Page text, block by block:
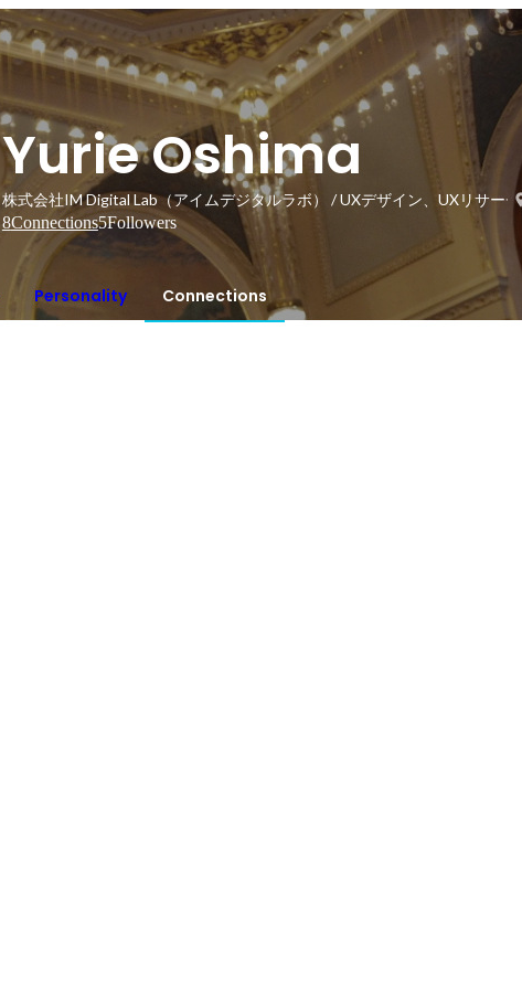
Yurie Oshima
株式会社IM Digital Lab（アイムデジタルラボ） / UXデザイン、UXリサーチ
8Connections5Followers
Personality Connections